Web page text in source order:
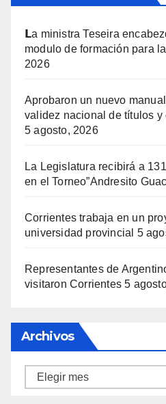
𝗟a ministra Teseira
modulo de formación para
2026
Aprobaron un nuevo
validez nacional de títulos
5 agosto, 2026
La Legislatura recibirá a
en el Torneo”Andresito
Corrientes trabaja en un
universidad provincial 5
Representantes de
visitaron Corrientes 5
Archivos
Archivos